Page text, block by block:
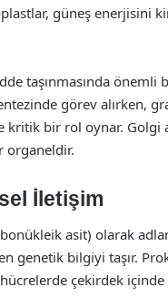
güneş enerjisini
taşınmasında önemli
görev alırken,
kritik bir rol oynar. Golgi
organeldir.
İletişim
asit) olarak
genetik bilgiyi taşır.
çekirdek içinde